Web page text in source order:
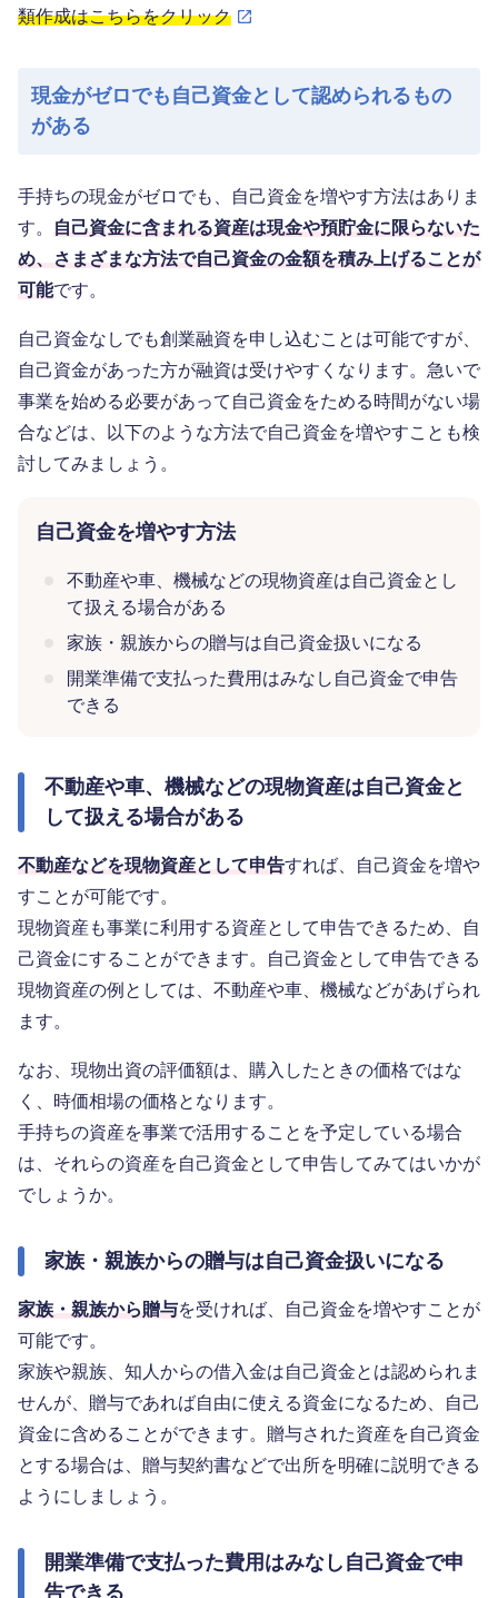
類作成はこちらをクリック
現金がゼロでも自己資金として認められるもの
がある
手持ちの現金がゼロでも、自己資金を増やす方法はありま
す。
自己資金に含まれる資産は現金や預貯金に限らないた
め、さまざまな方法で自己資金の金額を積み上げることが
可能です。
自己資金なしでも創業融資を申し込むことは可能ですが、
自己資金があった方が融資は受けやすくなります。急いで
事業を始める必要があって自己資金をためる時間がない場
合などは、以下のような方法で自己資金を増やすことも検
討してみましょう。
自己資金を増やす方法
不動産や車、機械などの現物資産は自己資金とし
て扱える場合がある
家族・親族からの贈与は自己資金扱いになる
開業準備で支払った費用はみなし自己資金で申告
できる
不動産や車、機械などの現物資産は自己資金と
して扱える場合がある
不動産などを現物資産として申告すれば、自己資金を増や
すことが可能です。
現物資産も事業に利用する資産として申告できるため、自
己資金にすることができます。自己資金として申告できる
現物資産の例としては、不動産や車、機械などがあげられ
ます。
なお、現物出資の評価額は、購入したときの価格ではな
く、時価相場の価格となります。
手持ちの資産を事業で活用することを予定している場合
は、それらの資産を自己資金として申告してみてはいかが
でしょうか。
家族・親族からの贈与は自己資金扱いになる
家族・親族から贈与を受ければ、自己資金を増やすことが
可能です。
家族や親族、知人からの借入金は自己資金とは認められま
せんが、贈与であれば自由に使える資金になるため、自己
資金に含めることができます。贈与された資産を自己資金
とする場合は、贈与契約書などで出所を明確に説明できる
ようにしましょう。
開業準備で支払った費用はみなし自己資金で申
告できる